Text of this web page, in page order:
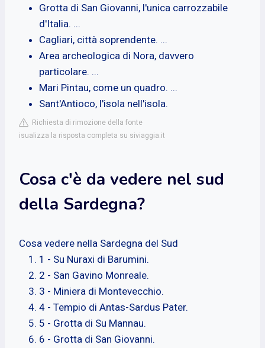
Grotta di San Giovanni, l'unica carrozzabile
d'Italia. ...
Cagliari, città soprendente. ...
Area archeologica di Nora, davvero
particolare. ...
Mari Pintau, come un quadro. ...
Sant'Antioco, l'isola nell'isola.
Richiesta di rimozione della fonte
isualizza la risposta completa su siviaggia.it
Cosa c'è da vedere nel sud
della Sardegna?
Cosa vedere nella Sardegna del Sud
1 - Su Nuraxi di Barumini.
2 - San Gavino Monreale.
3 - Miniera di Montevecchio.
4 - Tempio di Antas-Sardus Pater.
5 - Grotta di Su Mannau.
6 - Grotta di San Giovanni.